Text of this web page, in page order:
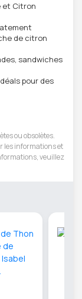
et Citron
de citron
sandwiches
pour des
ou obsolètes.
les informations et
veuillez